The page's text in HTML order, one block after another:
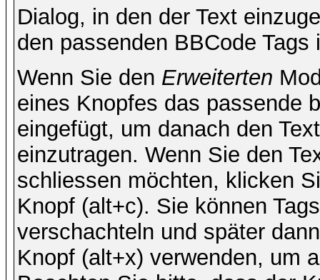
Dialog, in den der Text
den passenden BBCode
Wenn Sie den Erweiterten
eines Knopfes das passende
eingefügt, um danach den
einzutragen. Wenn Sie den
schliessen möchten, klicken
Knopf (alt+c). Sie können
verschachteln und später
Knopf (alt+x) verwenden, um